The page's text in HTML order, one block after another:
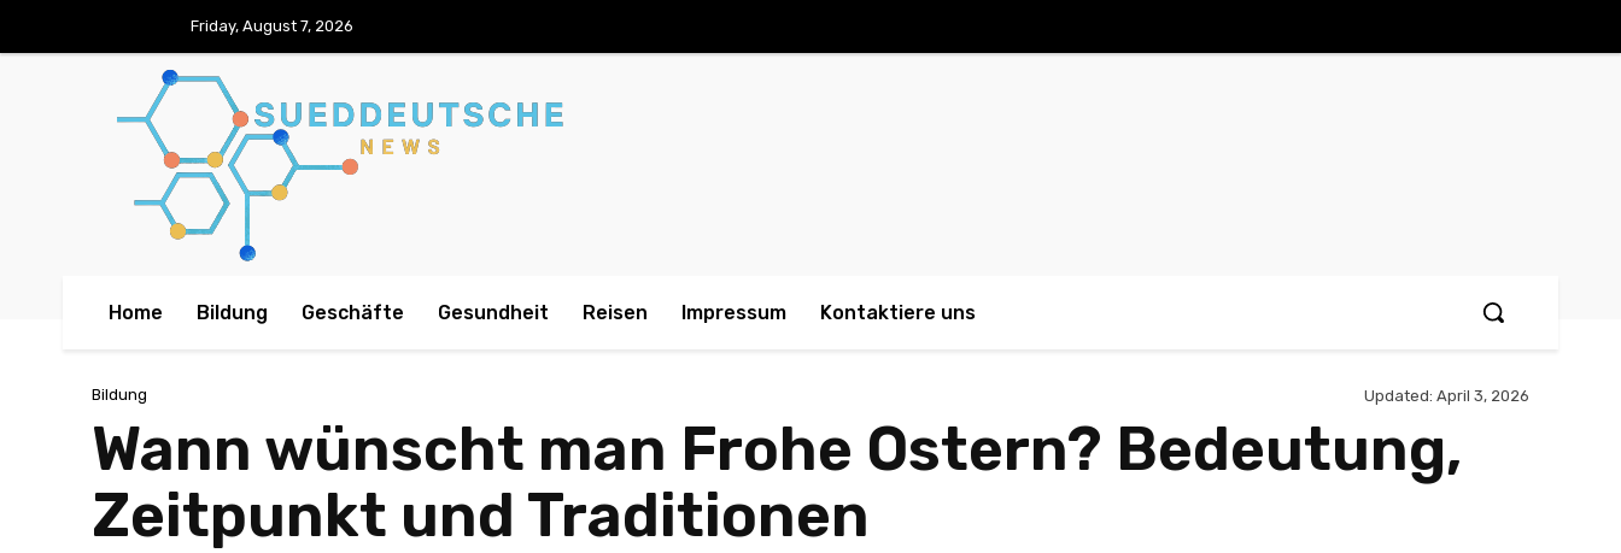
Friday, August 7, 2026
Home Bildung Geschäfte Gesundheit Reisen Impressum Kontaktiere uns
Bildung Updated: April 3, 2026
Wann wünscht man Frohe Ostern? Bedeutung,
Zeitpunkt und Traditionen